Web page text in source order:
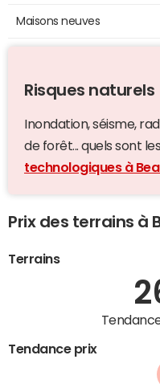
Maisons neuves
Risques naturels
Inondation, séisme,
de forêt... quels sont les
technologiques à
Prix des terrains à
Terrains
Tendance prix